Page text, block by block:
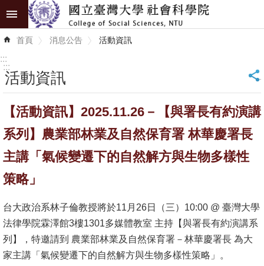
跳到主要內容區塊
進
階
識
學
學
術
單
位
研
究
首頁 消息公告 活動資訊
:::
:::
活動資訊 _
【活動資訊】2025.11.26－【與署長有約演講
系列】農業部林業及自然保育署 林華慶署長
主講「氣候變遷下的自然解方與生物多樣性
策略」
台大政治系林子倫教授將於11月26日（三）10:00 @ 臺灣大學
法律學院霖澤館3樓1301多媒體教室 主持【與署長有約演講系
列】，特邀請到 農業部林業及自然保育署－林華慶署長 為大
家主講「氣候變遷下的自然解方與生物多樣性策略」。